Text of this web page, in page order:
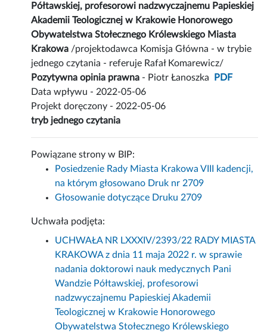
Półtawskiej, profesorowi nadzwyczajnemu Papieskiej
Akademii Teologicznej w Krakowie Honorowego
Obywatelstwa Stołecznego Królewskiego Miasta
Krakowa /projektodawca Komisja Główna - w trybie
jednego czytania - referuje Rafał Komarewicz/
Pozytywna opinia prawna - Piotr Łanoszka
PDF
Data wpływu - 2022-05-06
Projekt doręczony - 2022-05-06
tryb jednego czytania
Powiązane strony w BIP:
Posiedzenie Rady Miasta Krakowa VIII kadencji,
na którym głosowano Druk nr 2709
Głosowanie dotyczące Druku 2709
Uchwała podjęta:
UCHWAŁA NR LXXXIV/2393/22 RADY MIASTA
KRAKOWA z dnia 11 maja 2022 r. w sprawie
nadania doktorowi nauk medycznych Pani
Wandzie Półtawskiej, profesorowi
nadzwyczajnemu Papieskiej Akademii
Teologicznej w Krakowie Honorowego
Obywatelstwa Stołecznego Królewskiego